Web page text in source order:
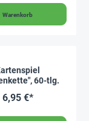
Warenkorb
60-tlg.
6,95 €*